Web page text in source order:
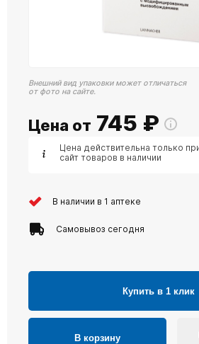
Внешний вид упаковки может отличаться
от фото на сайте.
Цена от 745 ₽
Цена действительна только
сайт товаров в наличии
В наличии в 1 аптеке
Самовывоз сегодня
Купить в 1 клик
В корзину